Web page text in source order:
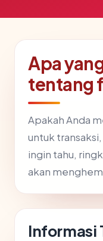
Apa
tentang
Apakah Anda
untuk
ingin tahu,
akan
Informasi